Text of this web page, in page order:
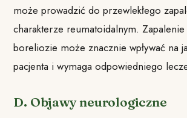
może prowadzić do przewlekłego
charakterze reumatoidalnym.
boreliozie może znacznie wpływać na
pacjenta i wymaga odpowiedniego
D. Objawy neurologiczne